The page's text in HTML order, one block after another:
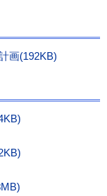
画(192KB)